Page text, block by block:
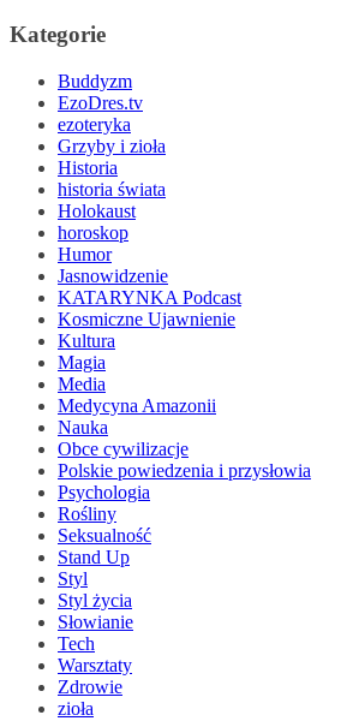
Kategorie
Buddyzm
EzoDres.tv
ezoteryka
Grzyby i zioła
Historia
historia świata
Holokaust
horoskop
Humor
Jasnowidzenie
KATARYNKA Podcast
Kosmiczne Ujawnienie
Kultura
Magia
Media
Medycyna Amazonii
Nauka
Obce cywilizacje
Polskie powiedzenia i przysłowia
Psychologia
Rośliny
Seksualność
Stand Up
Styl
Styl życia
Słowianie
Tech
Warsztaty
Zdrowie
zioła